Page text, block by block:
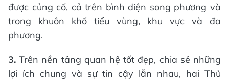
được củng cố, cả trên bình diện song phương và
trong khuôn khổ tiểu vùng, khu vực và đa
phương.
3.Trên nền tảng quan hệ tốt đẹp, chia sẻ những
lợi ích chung và sự tin cậy lẫn nhau, hai Thủ